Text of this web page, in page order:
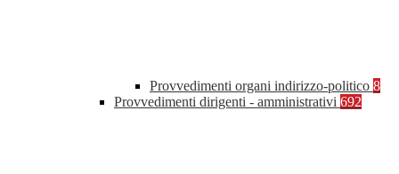
Provvedimenti organi indirizzo-politico 8
Provvedimenti dirigenti - amministrativi 692